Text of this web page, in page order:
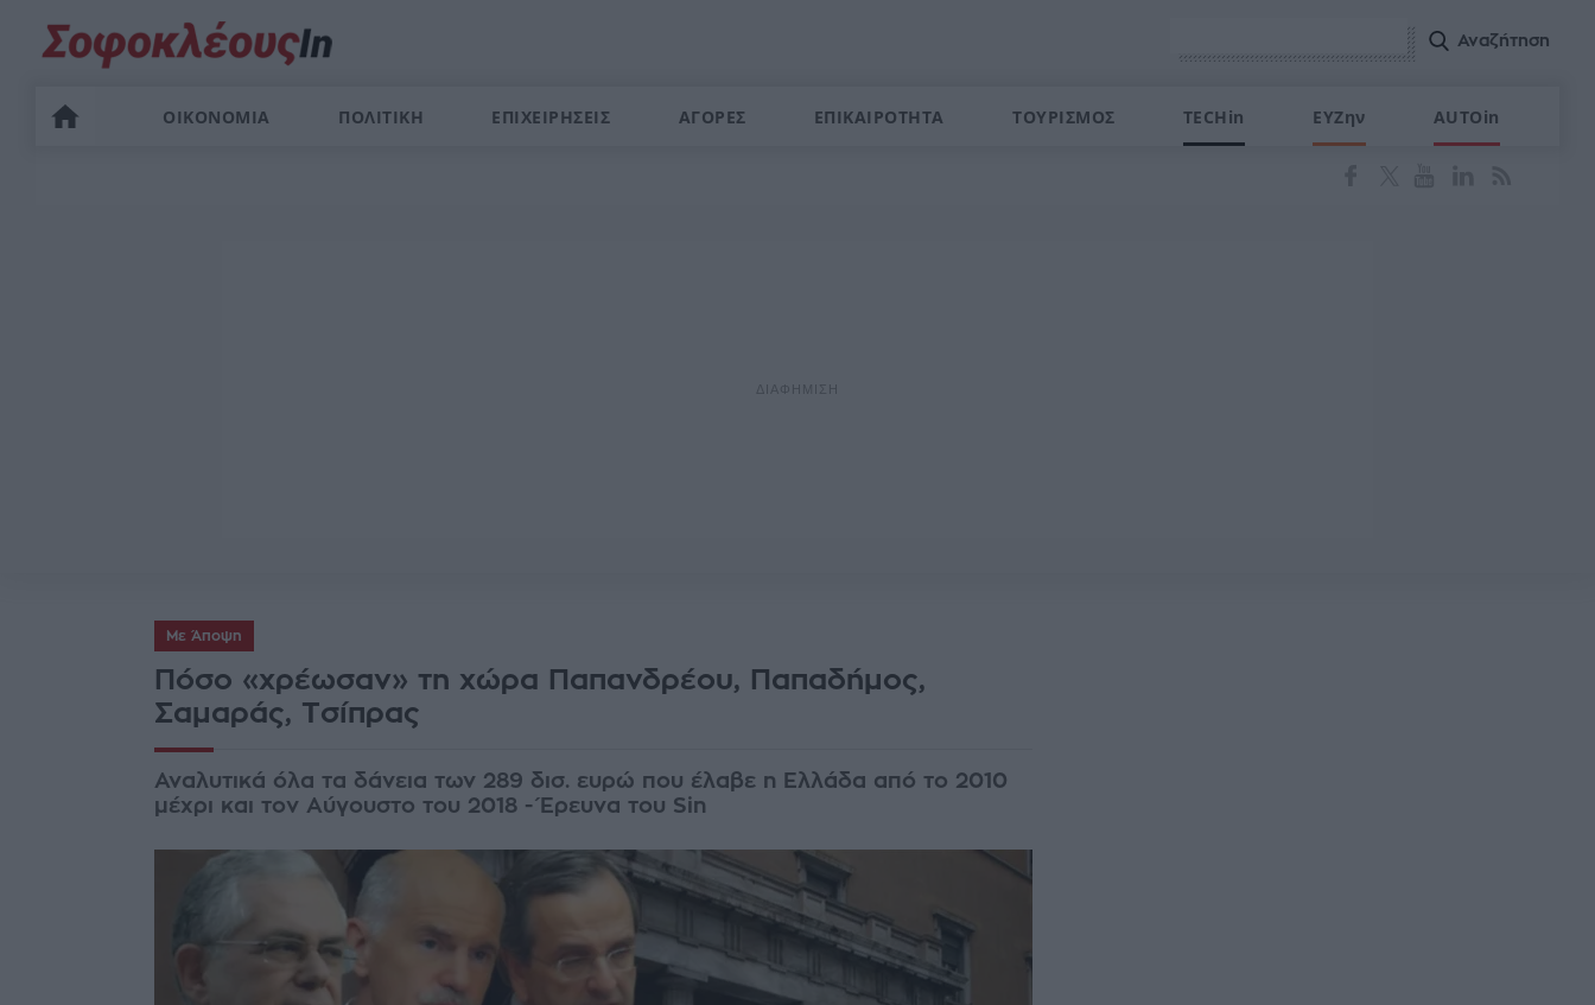
ΟΙΚΟΝΟΜΙΑ ΠΟΛΙΤΙΚΗ ΕΠΙΧΕΙΡΗΣΕΙΣ ΑΓΟΡΕΣ ΕΠΙΚΑΙΡΟΤΗΤΑ ΤΟΥΡΙΣΜΟΣ TECHin ΕΥΖην AUTOin
Με Άποψη
Πόσο «χρέωσαν» τη χώρα Παπανδρέου, Παπαδήμος,
Σαμαράς, Τσίπρας
Αναλυτικά όλα τα δάνεια των 289 δισ. ευρώ που έλαβε η Ελλάδα από το 2010
μέχρι και τον Αύγουστο του 2018 - Έρευνα του Sin